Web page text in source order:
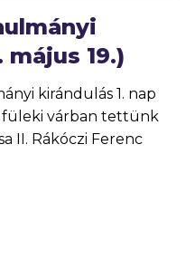
május 19.)
kirándulás 1. nap
füleki várban tettünk
II. Rákóczi Ferenc